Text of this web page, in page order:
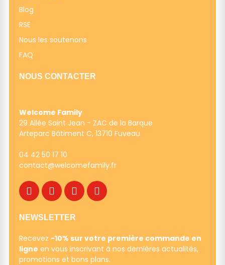
Blog
RSE
Nous les soutenons
FAQ
NOUS CONTACTER
Welcome Family
29 Allée Saint Jean - ZAC de la Barque
Arteparc Bâtiment C, 13710 Fuveau
04 42 50 17 10
contact@welcomefamily.fr
NEWSLETTER
Recevez -10% sur votre première commande en
ligne en vous inscrivant à nos dernières actualités,
promotions et bons plans.